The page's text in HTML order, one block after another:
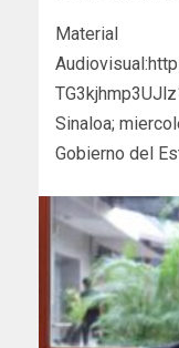
Material
Sinaloa;
Gobierno del